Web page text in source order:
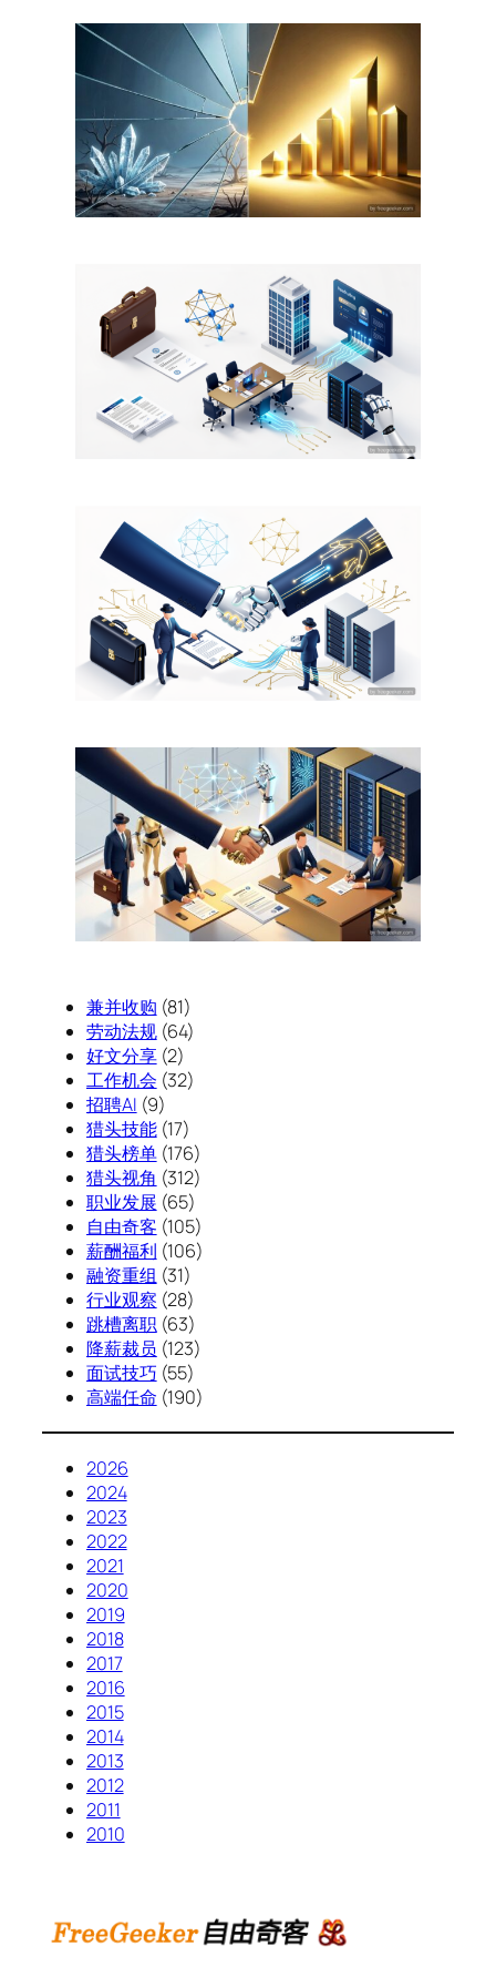
兼并收购 (81)
劳动法规(64)
好文分享(2)
工作机会 (32)
招聘AI (9)
猎头技能(17)
猎头榜单(176)
猎头视角 (312)
职业发展 (65)
自由奇客 (105)
薪酬福利 (106)
融资重组 (31)
行业观察 (28)
跳槽离职(63)
降薪裁员 (123)
面试技巧 (55)
高端任命 (190)
2026
2024
2023
2022
2021
2020
2019
2018
2017
2016
2015
2014
2013
2012
2011
2010